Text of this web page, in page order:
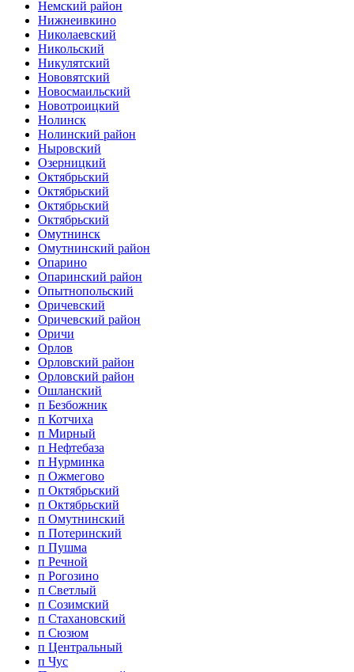
Немский район
Нижнеивкино
Николаевский
Никольский
Никулятский
Нововятский
Новосмаильский
Новотроицкий
Нолинск
Нолинский район
Ныровский
Озерницкий
Октябрьский
Октябрьский
Октябрьский
Октябрьский
Омутнинск
Омутнинский район
Опарино
Опаринский район
Опытнопольский
Оричевский
Оричевский район
Оричи
Орлов
Орловский район
Орловский район
Ошланский
п Безбожник
п Котчиха
п Мирный
п Нефтебаза
п Нурминка
п Ожмегово
п Октябрьский
п Октябрьский
п Омутнинский
п Потеринский
п Пушма
п Речной
п Рогозино
п Светлый
п Созимский
п Стахановский
п Сюзюм
п Центральный
п Чус